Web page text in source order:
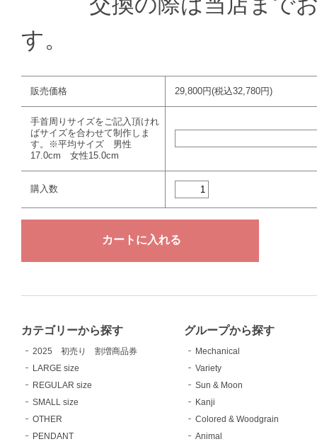
す。
販売価格 29,800円(税込32,780円)
手首周りサイズをご記入頂けれ
ばサイズを合わせて制作しま
す。※平均サイズ 男性
17.0cm 女性15.0cm
購入数
カテゴリーから探す
2025 初売り 割増商品券
LARGE size
REGULAR size
SMALL size
OTHER
PENDANT
グループから探す
Mechanical
Variety
Sun & Moon
Kanji
Colored & Woodgrain
Animal